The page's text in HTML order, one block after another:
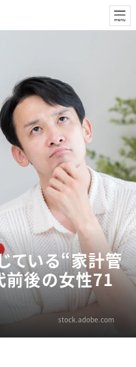
ている“家計管
前後の女性71
stock.adobe.com